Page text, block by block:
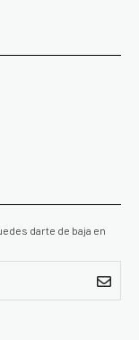
darte de baja en